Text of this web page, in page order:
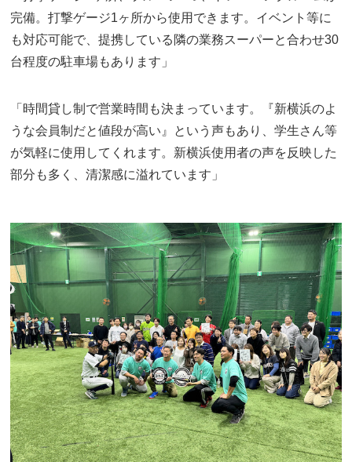
完備。打撃ゲージ1ヶ所から使用できます。イベント等に
も対応可能で、提携している隣の業務スーパーと合わせ30
台程度の駐車場もあります」
「時間貸し制で営業時間も決まっています。『新横浜のよ
うな会員制だと値段が高い』という声もあり、学生さん等
が気軽に使用してくれます。新横浜使用者の声を反映した
部分も多く、清潔感に溢れています」